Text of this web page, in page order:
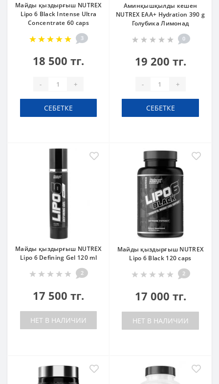
Майды қыздырғыш NUTREX
Lipo 6 Black Intense Ultra
Concentrate 60 caps
3
18 500 тг.
- +
СЕБЕТКЕ
Аминқышқылды кешен
NUTREX EAA+ Hydration 390 g
Голубика Лимонад
0
19 200 тг.
- +
СЕБЕТКЕ
Майды қыздырғыш NUTREX
Lipo 6 Defining Gel 120 ml
2
17 500 тг.
НЕТ В НАЛИЧИИ
Майды қыздырғыш NUTREX
Lipo 6 Black 120 caps
2
17 000 тг.
НЕТ В НАЛИЧИИ